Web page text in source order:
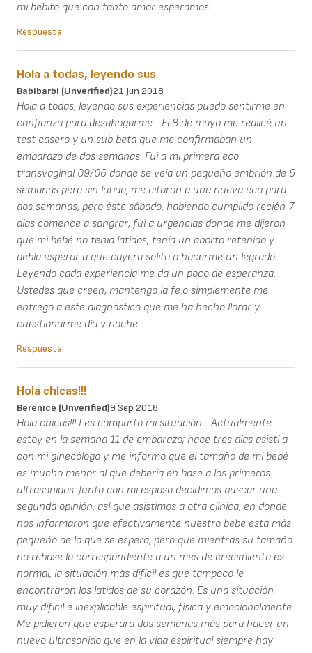
mi bebito que con tanto amor esperamos
Respuesta
Hola a todas, leyendo sus
Babibarbi (unverified)21 Jun 2018
Hola a todas, leyendo sus experiencias puedo sentirme en
confianza para desahogarme... El 8 de mayo me realicé un
test casero y un sub beta que me confirmaban un
embarazo de dos semanas. Fui a mi primera eco
transvaginal 09/06 donde se veía un pequeño embrión de 6
semanas pero sin latido, me citaron a una nueva eco para
dos semanas, pero éste sábado, habiendo cumplido recién 7
días comencé a sangrar, fui a urgencias donde me dijeron
que mi bebé no tenía latidos, tenía un aborto retenido y
debía esperar a que cayera solito o hacerme un legrado.
Leyendo cada experiencia me da un poco de esperanza.
Ustedes que creen, mantengo la fe.o simplemente me
entrego a este diagnóstico que me ha hecho llorar y
cuestionarme día y noche
Respuesta
Hola chicas!!!
Berenice (unverified)9 Sep 2018
Hola chicas!!! Les comparto mi situación... Actualmente
estoy en la semana 11 de embarazo; hace tres días asistí a
con mi ginecólogo y me informó que el tamaño de mi bebé
es mucho menor al que debería en base a los primeros
ultrasonidos. Junto con mi esposo decidimos buscar una
segunda opinión, así que asistimos a otra clínica, en donde
nos informaron que efectivamente nuestro bebé está más
pequeño de lo que se espera, pero que mientras su tamaño
no rebase lo correspondiente a un mes de crecimiento es
normal, la situación más difícil es que tampoco le
encontraron los latidos de su corazón. Es una situación
muy difícil e inexplicable espiritual, física y emocionalmente.
Me pidieron que esperara dos semanas más para hacer un
nuevo ultrasonido que en la vida espiritual siempre hay